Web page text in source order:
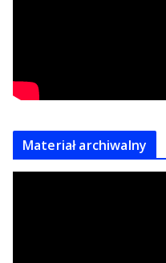
Materiał archiwalny